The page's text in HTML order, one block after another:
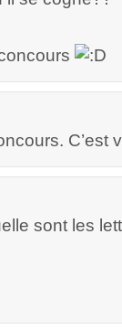
C’est
sont les